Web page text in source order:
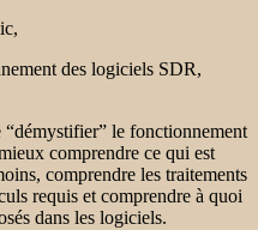
des logiciels SDR,
“démystifier” le fonctionnement
comprendre ce qui est
comprendre les traitements
requis et comprendre à quoi
dans les logiciels.